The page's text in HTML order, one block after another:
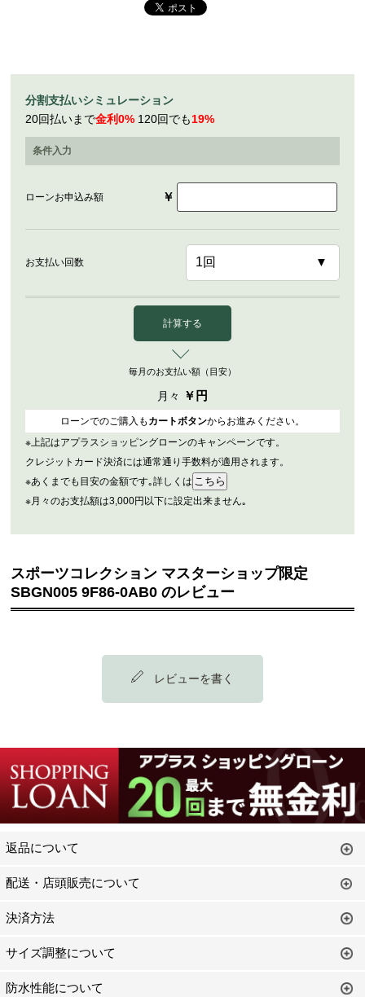
分割支払いシミュレーション
20回払いまで金利0% 120回でも19%
条件入力
ローンお申込み額 ￥
お支払い回数
計算する
毎月のお支払い額（目安）
月々 ￥ 円
ローンでのご購入も カートボタンからお進みください。
※上記はアプラスショッピングローンのキャンペーンです。
クレジットカード決済には通常通り手数料が適用されます。
※あくまでも目安の金額です｡詳しくは
※月々のお支払額は3,000円以下に設定出来ません｡
スポーツコレクション マスターショップ限定
SBGN005 9F86-0AB0 のレビュー
レビューを書く
返品について
配送・店頭販売について
決済方法
サイズ調整について
防水性能について